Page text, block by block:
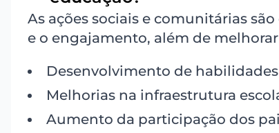
As ações sociais e comunitárias
e o engajamento, além de
Desenvolvimento de
Melhorias na infraestrutura
Aumento da participação dos